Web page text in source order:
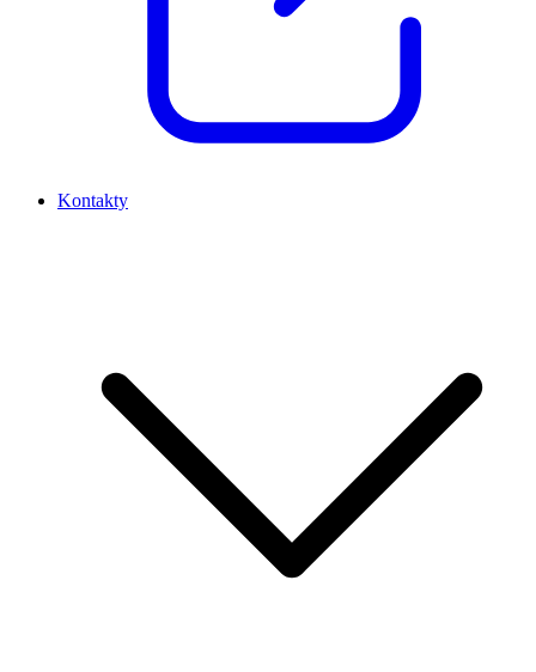
Kontakty